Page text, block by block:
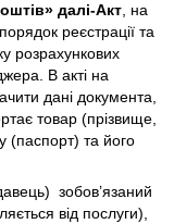
далі-Акт, на
реєстрації та
розрахункових
В акті на
дані документа,
товар (прізвище,
(паспорт) та його
зобов’язаний
від послуги),